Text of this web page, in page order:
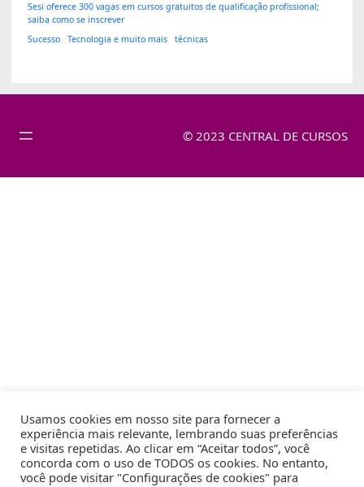
Sesi oferece 300 vagas em cursos gratuitos de qualificação profissional;
saiba como se inscrever
Sucesso
Tecnologia e muito mais técnicas
© 2023 CENTRAL DE CURSOS
Usamos cookies em nosso site para fornecer a
experiência mais relevante, lembrando suas preferências
e visitas repetidas. Ao clicar em “Aceitar todos”, você
concorda com o uso de TODOS os cookies. No entanto,
você pode visitar "Configurações de cookies" para